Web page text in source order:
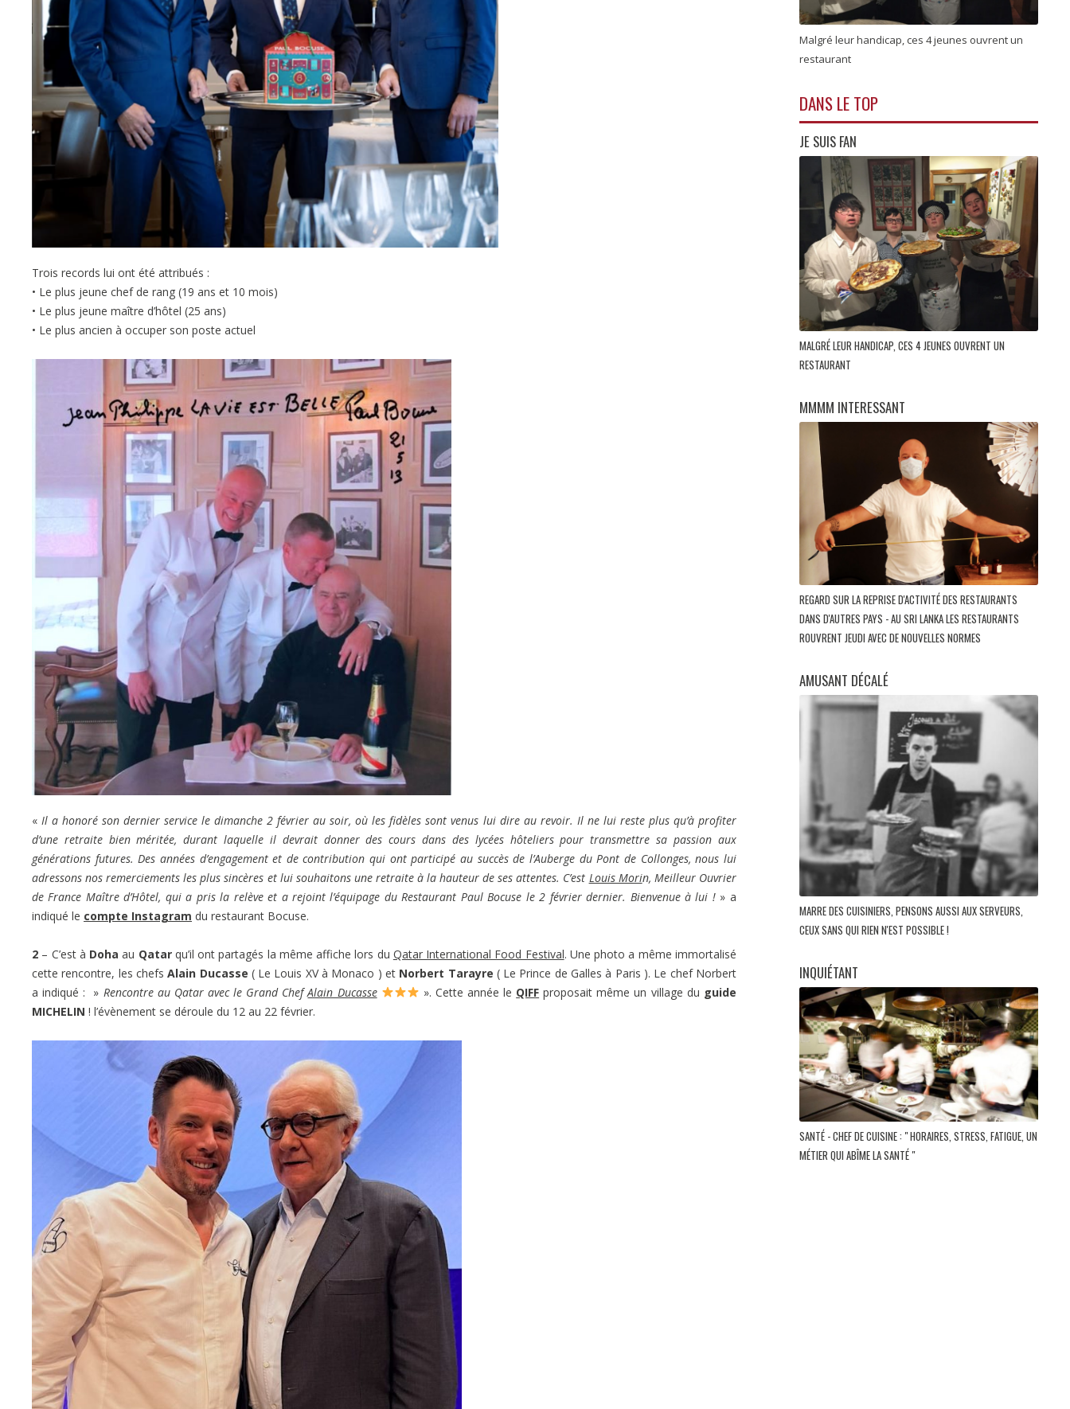
Trois records lui ont été attribués :
• Le plus jeune chef de rang (19 ans et 10 mois)
• Le plus jeune maître d’hôtel (25 ans)
• Le plus ancien à occuper son poste actuel
« Il a honoré son dernier service le dimanche 2 février au soir, où les fidèles sont venus lui dire au revoir. Il ne lui reste plus qu’à profiter
d’une retraite bien méritée, durant laquelle il devrait donner des cours dans des lycées hôteliers pour transmettre sa passion aux
générations futures. Des années d’engagement et de contribution qui ont participé au succès de l’Auberge du Pont de Collonges, nous lui
adressons nos remerciements les plus sincères et lui souhaitons une retraite à la hauteur de ses attentes. C’est Louis Morin, Meilleur Ouvrier
de France Maître d’Hôtel, qui a pris la relève et a rejoint l’équipage du Restaurant Paul Bocuse le 2 février dernier. Bienvenue à lui !» a
indiqué le compte Instagram du restaurant Bocuse.
2 – C’est à Doha au Qatarqu’il ont partagés la même affiche lors du Qatar International Food Festival. Une photo a même immortalisé
cette rencontre, les chefsAlain Ducasse ( Le Louis XV à Monaco ) et Norbert Tarayre ( Le Prince de Galles à Paris ). Le chef Norbert
a indiqué : » Rencontre au Qatar avec le Grand ChefAlain Ducasse ». Cette année le QIFF proposait même un village du guide
MICHELIN ! l’évènement se déroule du 12 au 22 février.
Malgré leur handicap, ces 4 jeunes ouvrent un
restaurant
DANS LE TOP
JE SUIS FAN
MALGRÉ LEUR HANDICAP, CES 4 JEUNES OUVRENT UN
RESTAURANT
MMMM INTERESSANT
REGARD SUR LA REPRISE D'ACTIVITÉ DES RESTAURANTS
DANS D'AUTRES PAYS - AU SRI LANKA LES RESTAURANTS
ROUVRENT JEUDI AVEC DE NOUVELLES NORMES
AMUSANT DÉCALÉ
MARRE DES CUISINIERS, PENSONS AUSSI AUX SERVEURS,
CEUX SANS QUI RIEN N'EST POSSIBLE !
INQUIÉTANT
SANTÉ - CHEF DE CUISINE : " HORAIRES, STRESS, FATIGUE, UN
MÉTIER QUI ABÎME LA SANTÉ "